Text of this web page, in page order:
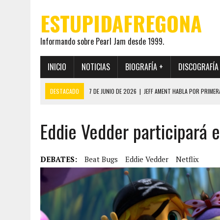
ESTUPIDAFREGONA
Informando sobre Pearl Jam desde 1999.
INICIO NOTICIAS BIOGRAFÍA +
DESTACADO 7 DE JUNIO DE 2026 | JEFF AMENT HABLA POR
19 DE MAYO DE 2026
EL ENCUENTRO ENTRE NEIL YOUNG Y PEARL
12 DE MAYO DE 2026 | PEARL JAM REAPARECEN EN OHANA 2026 EN
28 DE JULIO DE 2026 | JEFF AMENT PUBLICA SINCE FOREVER, UN
Eddie Vedder participará
DEBATES: Beat Bugs Eddie Vedder Netflix